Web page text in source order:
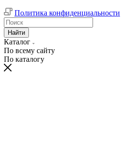
Политика конфиденциальности
Найти
Каталог
По всему сайту
По каталогу